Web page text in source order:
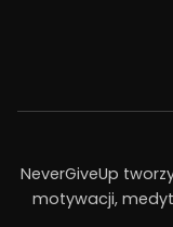
NeverGiveUp
motywacji,